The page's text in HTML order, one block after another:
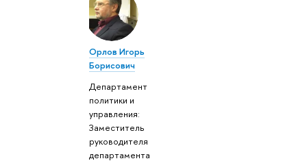
Орлов Игорь
Борисович
Департамент
политики и
управления:
Заместитель
руководителя
департамента